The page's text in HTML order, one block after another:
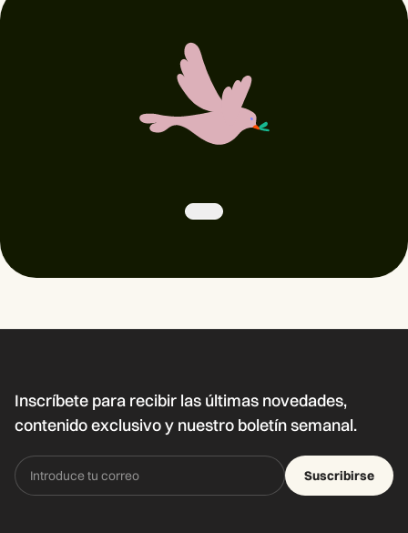
Inscríbete para recibir las últimas novedades,
contenido exclusivo y nuestro boletín semanal.
Suscribirse